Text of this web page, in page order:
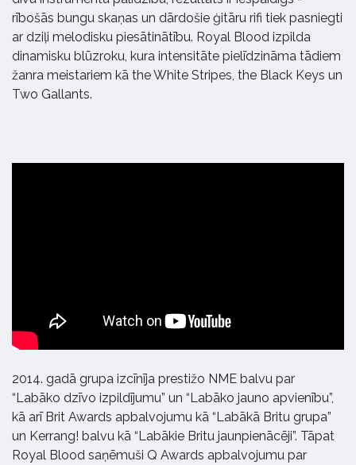
rībošās bungu skaņas un dārdošie ģitāru rifi tiek pasniegti
ar dziļi melodisku piesātinātību. Royal Blood izpilda
dinamisku blūzroku, kura intensitāte pielīdzināma tādiem
žanra meistariem kā the White Stripes, the Black Keys un
Two Gallants.
2014. gadā grupa izcīnīja prestižo NME balvu par
“Labāko dzīvo izpildījumu” un “Labāko jauno apvienību”,
kā arī Brit Awards apbalvojumu kā “Labākā Britu grupa”
un Kerrang! balvu kā “Labākie Britu jaunpienācēji”. Tāpat
Royal Blood saņēmuši Q Awards apbalvojumu par